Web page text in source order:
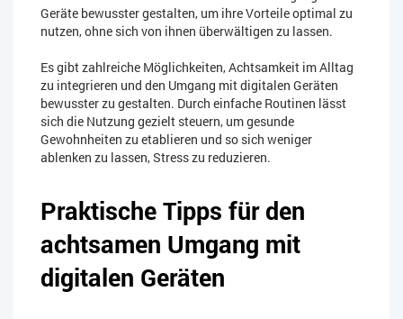
Geräte bewusster gestalten, um ihre Vorteile optimal zu
nutzen, ohne sich von ihnen überwältigen zu lassen.
Es gibt zahlreiche Möglichkeiten, Achtsamkeit im Alltag
zu integrieren und den Umgang mit digitalen Geräten
bewusster zu gestalten. Durch einfache Routinen lässt
sich die Nutzung gezielt steuern, um gesunde
Gewohnheiten zu etablieren und so sich weniger
ablenken zu lassen, Stress zu reduzieren.
Praktische Tipps für den
achtsamen Umgang mit
digitalen Geräten